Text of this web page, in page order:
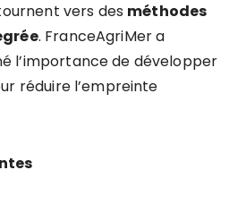
vers des méthodes
. FranceAgriMer a
l’importance de développer
réduire l’empreinte